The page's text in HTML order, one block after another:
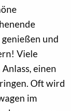
und
Viele
einen
Oft wird
im